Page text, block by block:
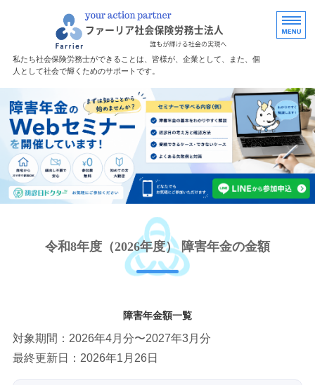
福島で労務・
私たち社会保険労務士ができることは、皆様が、企業として、また、個
人として社会で輝くためのサポートです。
ホーム
障害年金サポート
サポート料金
無料診断
令和8年度（2026年度） 障害年金の金額
障害年金額一覧
対象期間：2026年4月分〜2027年3月分
最終更新日：2026年1月26日